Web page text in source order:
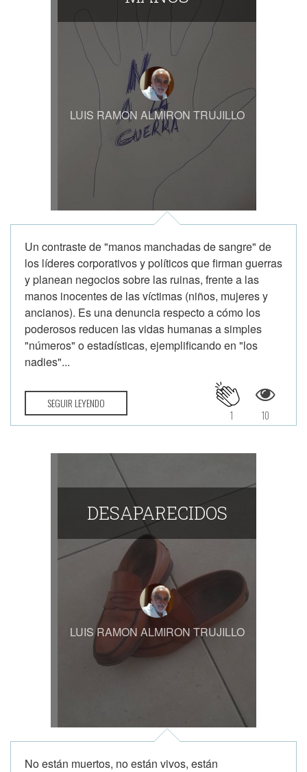
LUIS RAMON ALMIRON TRUJILLO
Un contraste de "manos manchadas de sangre" de
los líderes corporativos y políticos que firman guerras
y planean negocios sobre las ruinas, frente a las
manos inocentes de las víctimas (niños, mujeres y
ancianos). Es una denuncia respecto a cómo los
poderosos reducen las vidas humanas a simples
"números" o estadísticas, ejemplificando en "los
nadies"...
SEGUIR LEYENDO
10
1
DESAPARECIDOS
LUIS RAMON ALMIRON TRUJILLO
No están muertos, no están vivos, están